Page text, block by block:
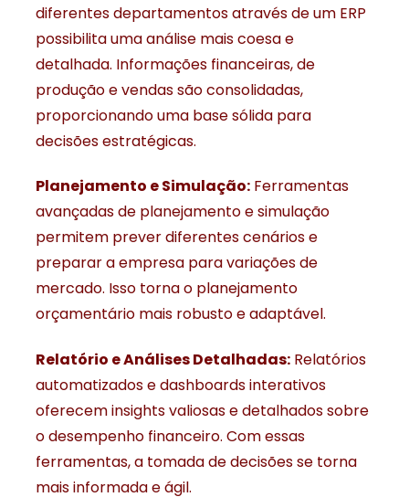
diferentes departamentos através de um ERP
possibilita uma análise mais coesa e
detalhada. Informações financeiras, de
produção e vendas são consolidadas,
proporcionando uma base sólida para
decisões estratégicas.
Planejamento e Simulação: Ferramentas
avançadas de planejamento e simulação
permitem prever diferentes cenários e
preparar a empresa para variações de
mercado. Isso torna o planejamento
orçamentário mais robusto e adaptável.
Relatório e Análises Detalhadas: Relatórios
automatizados e dashboards interativos
oferecem insights valiosas e detalhados sobre
o desempenho financeiro. Com essas
ferramentas, a tomada de decisões se torna
mais informada e ágil.